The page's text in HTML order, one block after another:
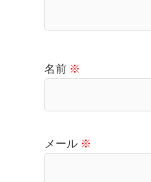
名前 ※
メール ※